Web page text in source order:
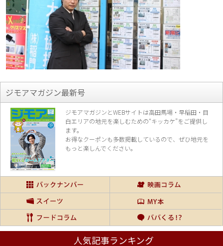
ジモアマガジン最新号
ジモアマガジンとWEBサイトは高田馬場・早稲田・目
白エリアの地元を楽しむための“キッカケ”をご提供し
ます。
お得なクーポンも多数掲載しているので、 ぜひ地元を
もっと楽しんでください。
人気記事ランキング